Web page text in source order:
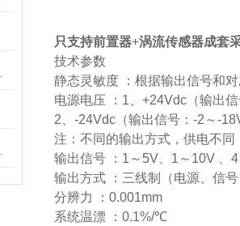
只支持前置器+涡流传感器成套
技术参数
静态灵敏度
：根据输出信号和
电源电压
： 1 +24Vdc （输出信
2
-24Vdc （输出信号： -2 ～-
注：不同的输出方式，供电不同
输出信号
： 1 ～ 5V 1 ～ 10V 4
输出方式
：三线制（电源、信号
分辨力
： 0.001mm
系统温漂
： 0.1%/℃